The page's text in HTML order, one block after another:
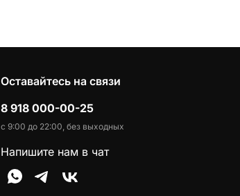
Оставайтесь на связи
8 918 000-00-25
с 9:00 до 22:00, без выходных
Напишите нам в чат